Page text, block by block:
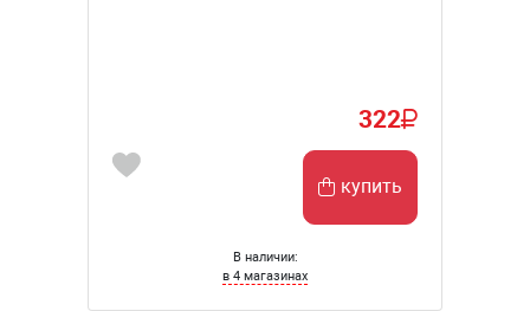
322
купить
В наличии:
в 4 магазинах